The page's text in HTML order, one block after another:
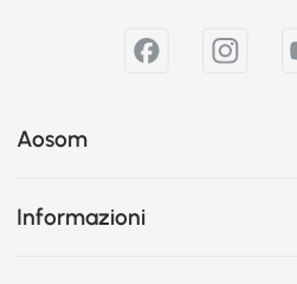
Aosom
Informazioni